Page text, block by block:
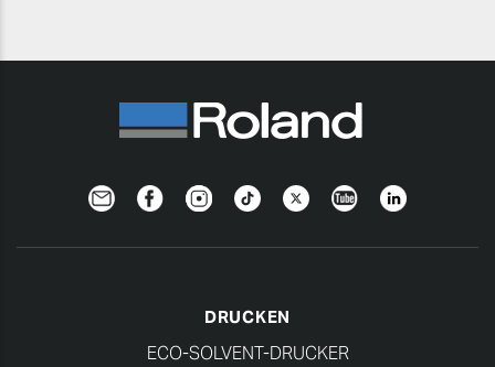
NewsletterFacebookInstagramTikTokTwitterYouTubeLinkedin
DRUCKEN
ECO-SOLVENT-DRUCKER